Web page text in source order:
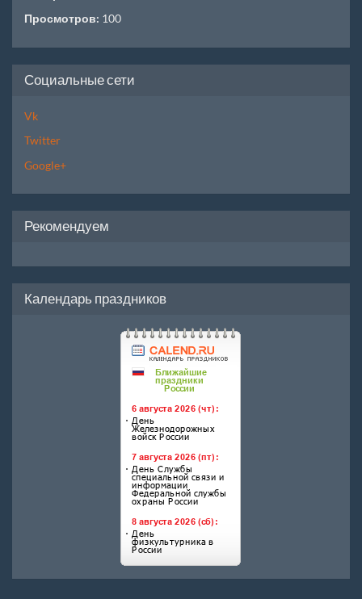
Просмотров: 100
Социальные сети
Vk
Twitter
Google+
Рекомендуем
Календарь праздников